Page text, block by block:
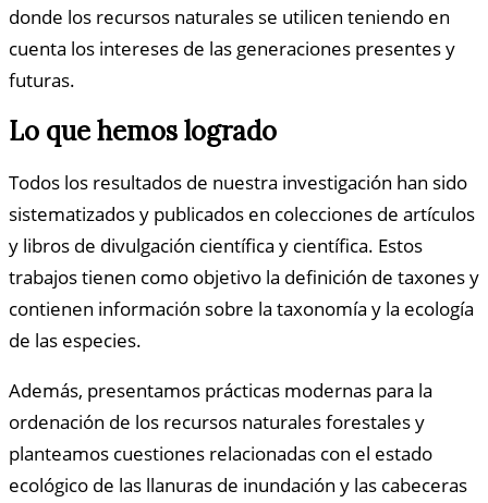
donde los recursos naturales se utilicen teniendo en
cuenta los intereses de las generaciones presentes y
futuras.
Lo que hemos logrado
Todos los resultados de nuestra investigación han sido
sistematizados y publicados en colecciones de artículos
y libros de divulgación científica y científica. Estos
trabajos tienen como objetivo la definición de taxones y
contienen información sobre la taxonomía y la ecología
de las especies.
Además, presentamos prácticas modernas para la
ordenación de los recursos naturales forestales y
planteamos cuestiones relacionadas con el estado
ecológico de las llanuras de inundación y las cabeceras